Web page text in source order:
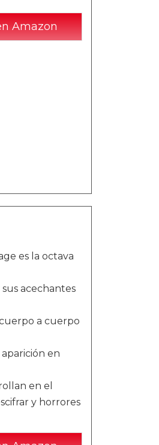
Amazon
es la octava
acechantes
a cuerpo
en
en el
y horrores